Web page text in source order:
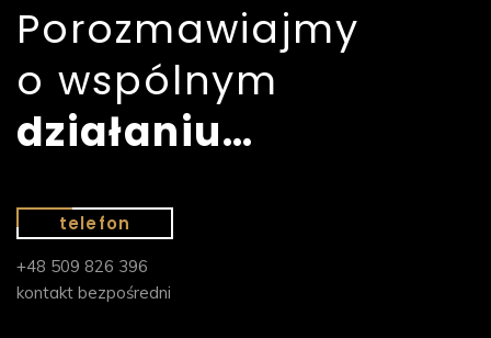
Porozmawiajmy
o wspólnym
działaniu…
telefon
+48 509 826 396
kontakt bezpośredni